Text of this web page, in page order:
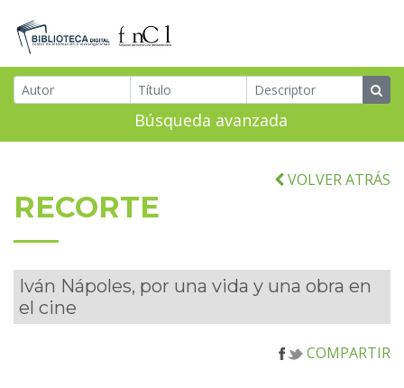
Búsqueda avanzada
VOLVER ATRÁS
RECORTE
Iván Nápoles, por una vida y una obra en
el cine
COMPARTIR